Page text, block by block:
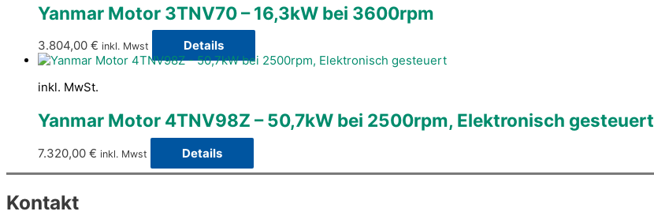
Yanmar Motor 3TNV70 – 16,3kW bei 3600rpm
3.804,00 € inkl. Mwst Details
inkl. MwSt.
Yanmar Motor 4TNV98Z – 50,7kW bei 2500rpm, Elektronisch gesteuert
7.320,00 € inkl. Mwst Details
Kontakt